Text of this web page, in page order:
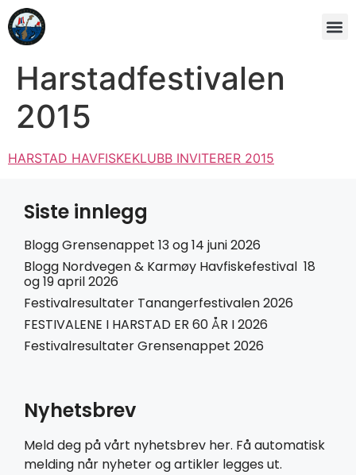
Harstadfestivalen
2015
HARSTAD HAVFISKEKLUBB INVITERER 2015
Siste innlegg
Blogg Grensenappet 13 og 14 juni 2026
Blogg Nordvegen & Karmøy Havfiskefestival 18
og 19 april 2026
Festivalresultater Tanangerfestivalen 2026
FESTIVALENE I HARSTAD ER 60 ÅR I 2026
Festivalresultater Grensenappet 2026
Nyhetsbrev
Meld deg på vårt nyhetsbrev her. Få automatisk
melding når nyheter og artikler legges ut.